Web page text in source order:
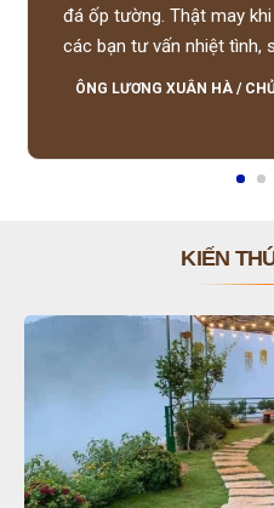
đá ốp tường. Thật may
các bạn tư vấn nhiệt tình,
lượng tốt, giá
ÔNG LƯƠNG XUÂN HÀ /
KIẾN